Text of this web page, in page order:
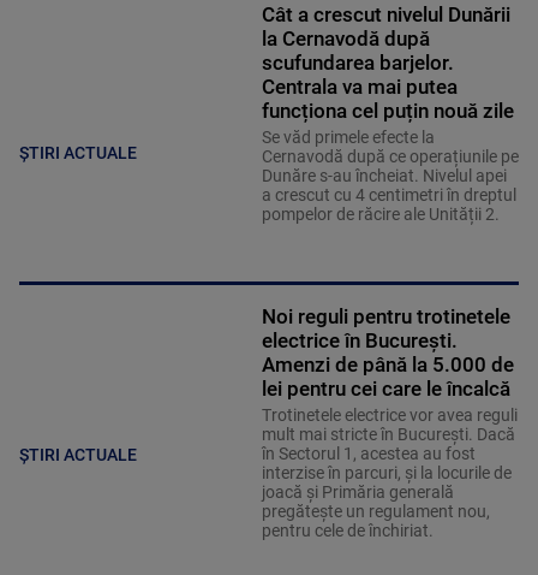
ȘTIRI ACTUALE
Cât a crescut nivelul Dunării
la Cernavodă după
scufundarea barjelor.
Centrala va mai putea
funcționa cel puțin nouă zile
Se văd primele efecte la
Cernavodă după ce operațiunile pe
Dunăre s-au încheiat. Nivelul apei
a crescut cu 4 centimetri în dreptul
pompelor de răcire ale Unității 2.
ȘTIRI ACTUALE
Noi reguli pentru trotinetele
electrice în București.
Amenzi de până la 5.000 de
lei pentru cei care le încalcă
Trotinetele electrice vor avea reguli
mult mai stricte în București. Dacă
în Sectorul 1, acestea au fost
interzise în parcuri, și la locurile de
joacă și Primăria generală
pregătește un regulament nou,
pentru cele de închiriat.